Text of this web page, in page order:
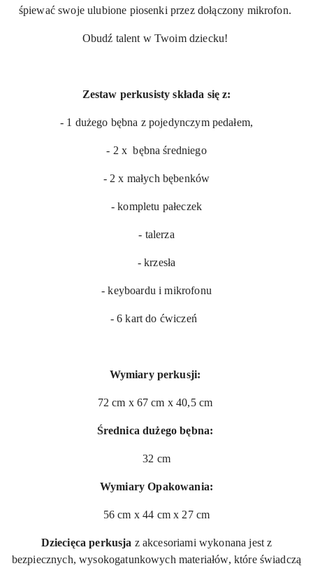
śpiewać swoje ulubione piosenki przez dołączony mikrofon.
Obudź talent w Twoim dziecku!
Zestaw perkusisty składa się z:
- 1 dużego bębna z pojedynczym pedałem,
- 2 x bębna średniego
- 2 x małych bębenków
- kompletu pałeczek
- talerza
- krzesła
- keyboardu i mikrofonu
- 6 kart do ćwiczeń
Wymiary perkusji:
72 cm x 67 cm x 40,5 cm
Średnica dużego bębna:
32 cm
Wymiary Opakowania:
56 cm x 44 cm x 27 cm
Dziecięca perkusja z akcesoriami wykonana jest z
bezpiecznych, wysokogatunkowych materiałów, które świadczą